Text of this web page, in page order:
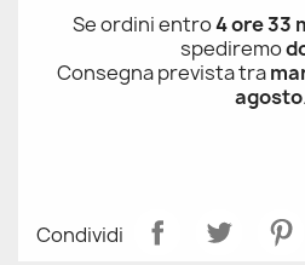
Se ordini entro4 ore 33
spediremo
Consegna prevista tra
agosto.
Condividi